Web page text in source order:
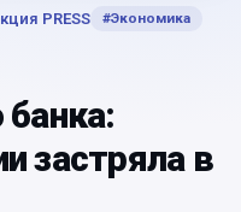
PRESS #Экономика
банка:
застряла в